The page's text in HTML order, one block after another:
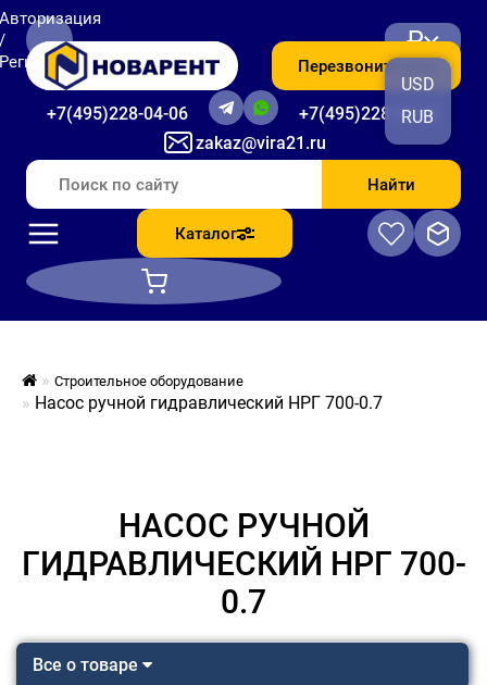
zakaz@vira21.ru
+7(495)228-04-06 +7(495)228-06-56
Перезвоните мне
₽
USD
RUB
Найти
Каталог
Строительное оборудование
Насос ручной гидравлический НРГ 700-0.7
НАСОС РУЧНОЙ
ГИДРАВЛИЧЕСКИЙ НРГ 700-
0.7
Все о товаре